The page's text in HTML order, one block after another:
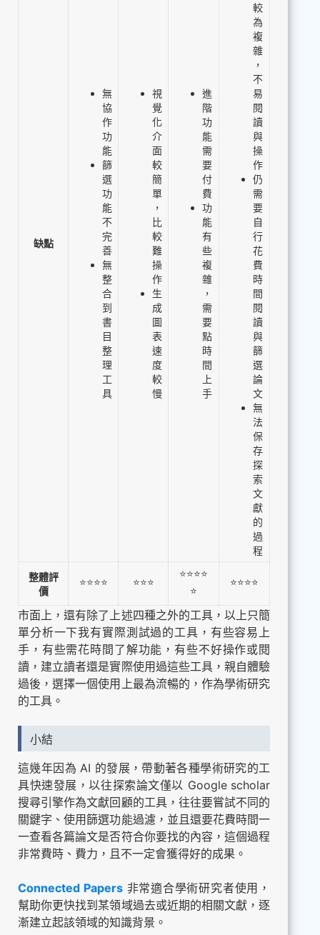
缺點
無
協
作
功
能
篩
選
功
能
不
完
善
無
整
合
到
書
目
整
理
工
具
視
覺
化
介
面
較
簡
單
，
比
較
難
操
作
生
成
圖
表
速
度
較
慢
進
階
功
能
需
要
付
費
功
能
有
些
複
雜
，
需
要
點
時
間
上
手
較
為
複
雜
，
不
易
閱
讀
與
操
作
仍
需
要
自
行
花
費
時
間
閱
讀
與
篩
選
論
文
無
法
保
存
探
索
文
獻
的
過
程
整體評
價
⭐⭐⭐⭐ ⭐⭐⭐
⭐⭐⭐⭐
⭐
⭐⭐⭐⭐
市面上，還有除了上述四種之外的工具，以上只簡
單分析一下我有實際測試過的工具，有些容易上
手，有些需花時間了解功能，有些不好操作或閱
讀，建立讀者還是實際使用過這些工具，親自體驗
過後，選擇一個使用上最為流暢的，作為學術研究
的工具。
小結
這幾年因為 AI 的發展，帶動著各種學術研究的工
具快速發展，以往探索論文僅以 Google scholar
搜尋引擎作為文獻回顧的工具，往往要嘗試不同的
關鍵字、使用篩選功能過濾，並且還要花費時間一
一查看各篇論文是否符合你要找的內容，這個過程
非常費時、費力，且不一定會獲得好的成果。
Connected Papers非常適合學術研究者使用，
幫助你更快找到某領域過去或近期的相關文獻，逐
漸建立起該領域的知識背景。